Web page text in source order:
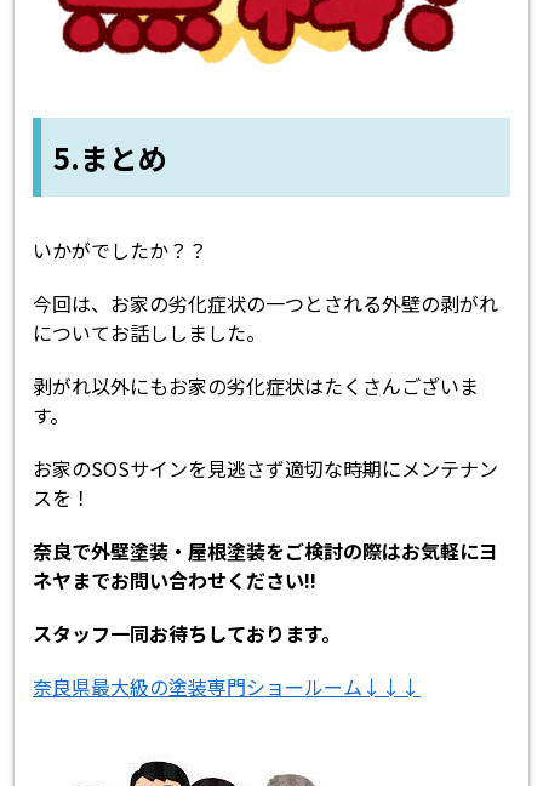
5.まとめ
いかがでしたか？？
今回は、お家の劣化症状の一つとされる外壁の剥がれ
についてお話ししました。
剥がれ以外にもお家の劣化症状はたくさんございま
す。
お家のSOSサインを見逃さず適切な時期にメンテナン
スを！
奈良で外壁塗装・屋根塗装をご検討の際はお気軽にヨ
ネヤまでお問い合わせください!!
スタッフ一同お待ちしております。
奈良県最大級の塗装専門ショールーム↓↓↓